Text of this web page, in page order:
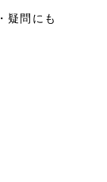
疑問にも